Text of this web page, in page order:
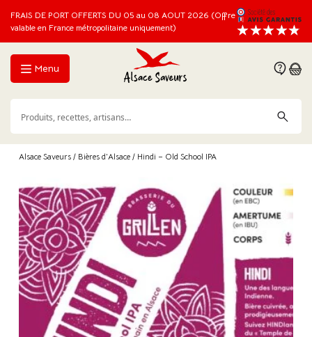
FRAIS DE PORT OFFERTS DU 05 au 08 AOUT 2026 (Offre
valable en France métropolitaine uniquement)
Menu
Alsace Saveurs / Bières d'Alsace / Hindi – Old School IPA